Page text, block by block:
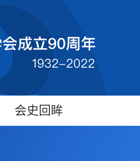
会史回眸